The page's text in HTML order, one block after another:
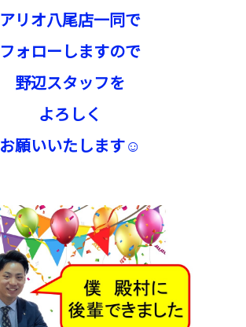
アリオ八尾店一同で
フォローしますので
野辺スタッフを
よろしく
お願いいたします☺